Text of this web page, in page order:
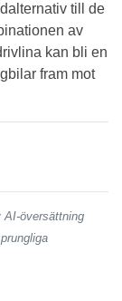
till de
av
kan bli en
fram mot
AI-översättning